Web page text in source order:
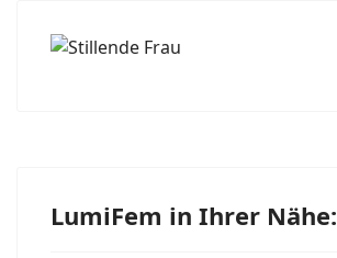
LumiFem in Ihrer Nähe: